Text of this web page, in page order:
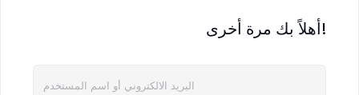
أهلاً بك مرة أخرى!